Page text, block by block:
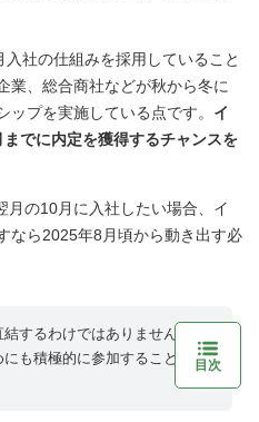
社の仕組みを採用していること
業、総合商社などが秋から冬に
プを実施している点です。 イ
でに内定を獲得するチャンスを
月の10月に入社したい場合、イ
なら2025年8月頃から動き出す必
するわけではありませんが、
も積極的に参加することをお目次